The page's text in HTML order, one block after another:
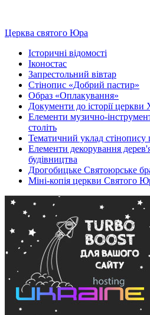
Церква святого Юра
Історичні відомості
Іконостас
Запрестольний вівтар
Стінопис «Добрий пастир»
Образ «Оплакування»
Документи до історії
Елементи музично-
століть
Тематичний уклад стінопису
Елементи декорування
будівництва
Дрогобицьке Святоюрське
Міні-копія церкви Святого